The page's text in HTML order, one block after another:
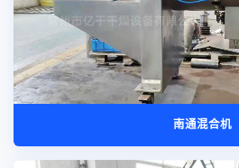
南通混合机